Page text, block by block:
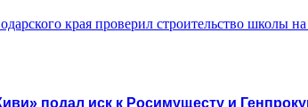
края проверил строительство школы
подал иск к Росимущесту и